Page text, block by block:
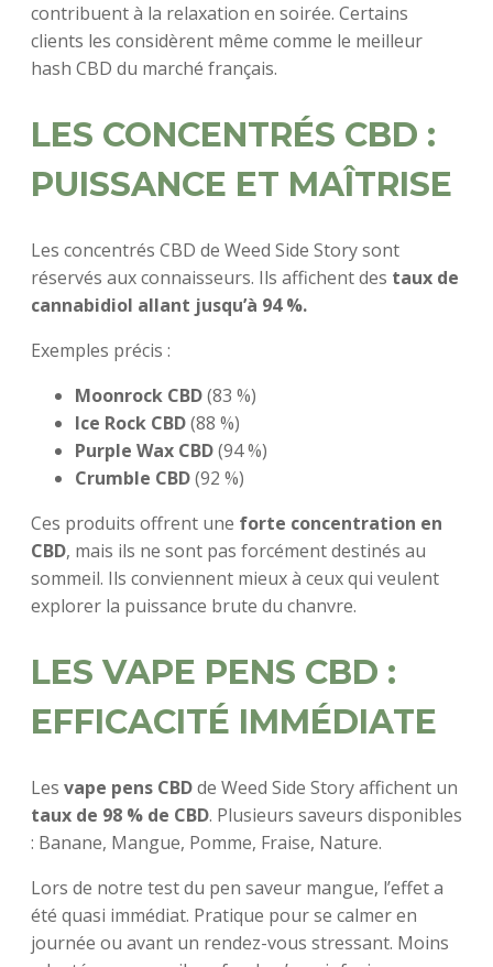
contribuent à la relaxation en soirée. Certains
clients les considèrent même comme le meilleur
hash CBD du marché français.
LES CONCENTRÉS CBD :
PUISSANCE ET MAÎTRISE
Les concentrés CBD de Weed Side Story sont
réservés aux connaisseurs. Ils affichent des taux de
cannabidiol allant jusqu’à 94 %.
Exemples précis :
Moonrock CBD(83 %)
Ice Rock CBD(88 %)
Purple Wax CBD(94 %)
Crumble CBD(92 %)
Ces produits offrent une forte concentration en
CBD, mais ils ne sont pas forcément destinés au
sommeil. Ils conviennent mieux à ceux qui veulent
explorer la puissance brute du chanvre.
LES VAPE PENS CBD :
EFFICACITÉ IMMÉDIATE
Les vape pens CBDde Weed Side Story affichent un
taux de 98 % de CBD. Plusieurs saveurs disponibles
: Banane, Mangue, Pomme, Fraise, Nature.
Lors de notre test du pen saveur mangue, l’effet a
été quasi immédiat. Pratique pour se calmer en
journée ou avant un rendez-vous stressant. Moins